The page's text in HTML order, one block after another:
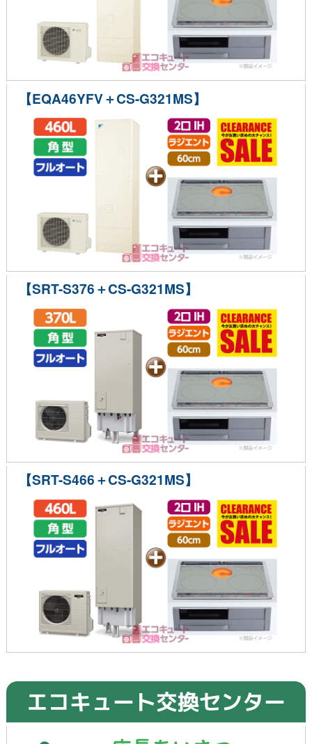
【EQA46YFV＋CS-G321MS】
【SRT-S376＋CS-G321MS】
【SRT-S466＋CS-G321MS】
エコキュート交換センター